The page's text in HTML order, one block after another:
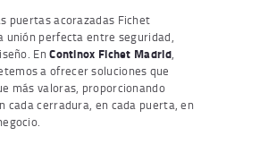
puertas acorazadas Fichet
unión perfecta entre seguridad,
EnContinox Fichet Madrid,
a ofrecer soluciones que
más valoras, proporcionando
cada cerradura, en cada puerta, en